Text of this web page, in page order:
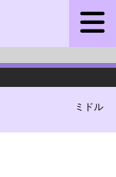
ミドル